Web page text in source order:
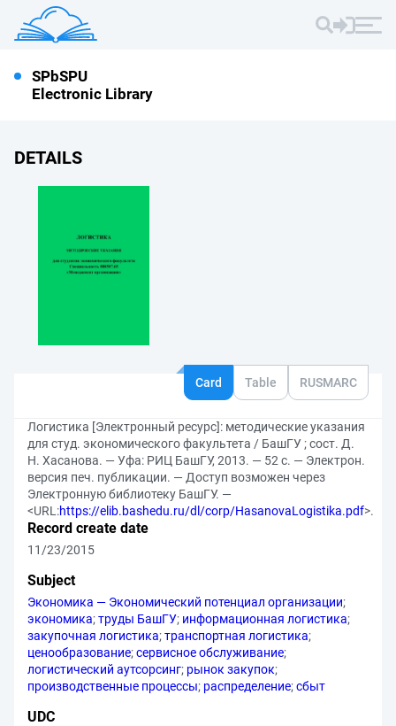
SPbSPU
Electronic Library
DETAILS
Card Table RUSMARC
Логистика [Электронный ресурс]: методические указания
для студ. экономического факультета / БашГУ ; сост. Д.
Н. Хасанова. — Уфа: РИЦ БашГУ, 2013. — 52 с. — Электрон.
версия печ. публикации. — Доступ возможен через
Электронную библиотеку БашГУ. —
<URL:https://elib.bashedu.ru/dl/corp/HasanovaLogistika.pdf>.
Record create date
11/23/2015
Subject
Экономика — Экономический потенциал организации;
экономика;труды БашГУ; информационная логистика;
закупочная логистика;транспортная логистика;
ценообразование;сервисное обслуживание;
логистический аутсорсинг; рынок закупок;
производственные процессы; распределение;сбыт
UDC